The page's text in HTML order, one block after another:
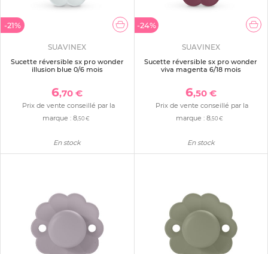
-21%
SUAVINEX
Sucette réversible sx pro wonder
illusion blue 0/6 mois
6,70 €
Prix de vente conseillé par la
marque : 8,50 €
En stock
-24%
SUAVINEX
Sucette réversible sx pro wonder
viva magenta 6/18 mois
6,50 €
Prix de vente conseillé par la
marque :8 ,50 €
En stock